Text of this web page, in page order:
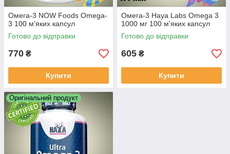
Омега-3 NOW Foods Omega-
3 100 м'яких капсул
Готово до відправки
770 ₴
Купити
Омега-3 Haya Labs Omega 3
1000 мг 100 м'яких капсул
Готово до відправки
605 ₴
Купити
Оригінальний продукт